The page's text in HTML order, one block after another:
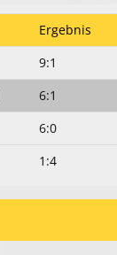
Ergebnis
9:1
6:1
6:0
1:4